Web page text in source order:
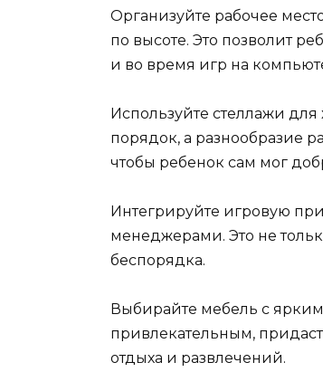
Организуйте рабочее
по высоте. Это позволит
и во время игр на
Используйте стеллажи
порядок, а разнообразие
чтобы ребенок сам мог
Интегрируйте игровую
менеджерами. Это не
беспорядка.
Выбирайте мебель с
привлекательным,
отдыха и развлечений.